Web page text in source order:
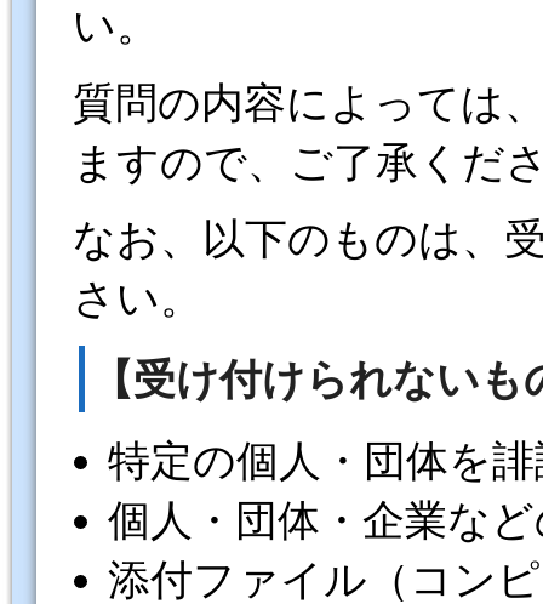
い。
質問の内容によっては
ますので、ご了承くだ
なお、以下のものは、
さい。
【受け付けられないも
特定の個人・団体を
個人・団体・企業な
添付ファイル（コン